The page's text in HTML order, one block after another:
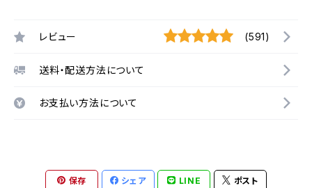
レビュー (591)
送料・配送方法について
お支払い方法について
保存 シェア LINE ポスト